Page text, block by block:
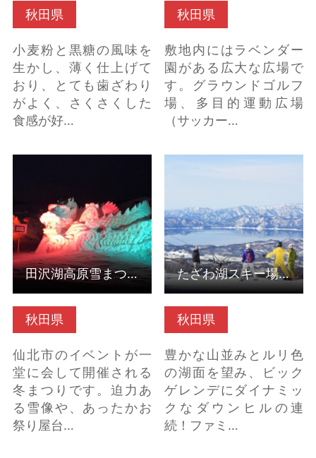
秋田県
小麦粉と黒糖の風味を
生かし、薄く仕上げて
おり、とても歯ざわり
がよく、さくさくした
食感が好…
秋田県
敷地内にはラベンダー
園がある広大な広場で
す。グラウンドゴルフ
場、多目的運動広場
（サッカー…
秋田県
仙北市のイベントが一
堂に会して開催される
冬まつりです。迫力あ
る雪像や、あったかお
祭り屋台…
田沢湖高原雪まつり（秋田県仙北市）
秋田県
豊かな山並みとルリ色
の湖面を望み、ビック
ゲレンデにダイナミッ
クなダウンヒルの連
続！ファミ…
たざわ湖スキー場（秋
たざわ湖スキー場（秋田県仙北市）